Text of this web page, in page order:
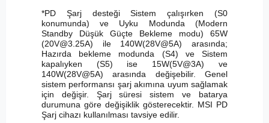
*PD Şarj desteği Sistem çalışırken (S0
konumunda) ve Uyku Modunda (Modern
Standby Düşük Güçte Bekleme modu) 65W
(20V@3.25A) ile 140W(28V@5A) arasında;
Hazırda bekleme modunda (S4) ve Sistem
kapalıyken (S5) ise 15W(5V@3A) ve
140W(28V@5A) arasında değişebilir. Genel
sistem performansı şarj akımına uyum sağlamak
için değişir. Şarj süresi sistem ve batarya
durumuna göre değişiklik gösterecektir. MSI PD
Şarj cihazı kullanılması tavsiye edilir.